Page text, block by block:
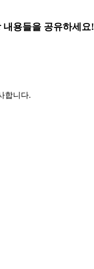
용들을 공유하세요!
합니다.